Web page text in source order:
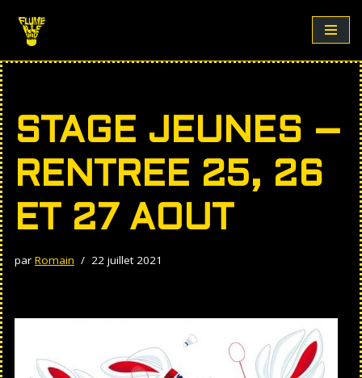
Aller
au
STAGE JEUNES –
RENTREE 25, 26
ET 27 AOUT
par Romain 22 juillet 2021